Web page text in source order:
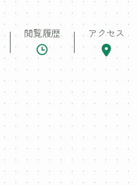
閲覧履歴 アクセス